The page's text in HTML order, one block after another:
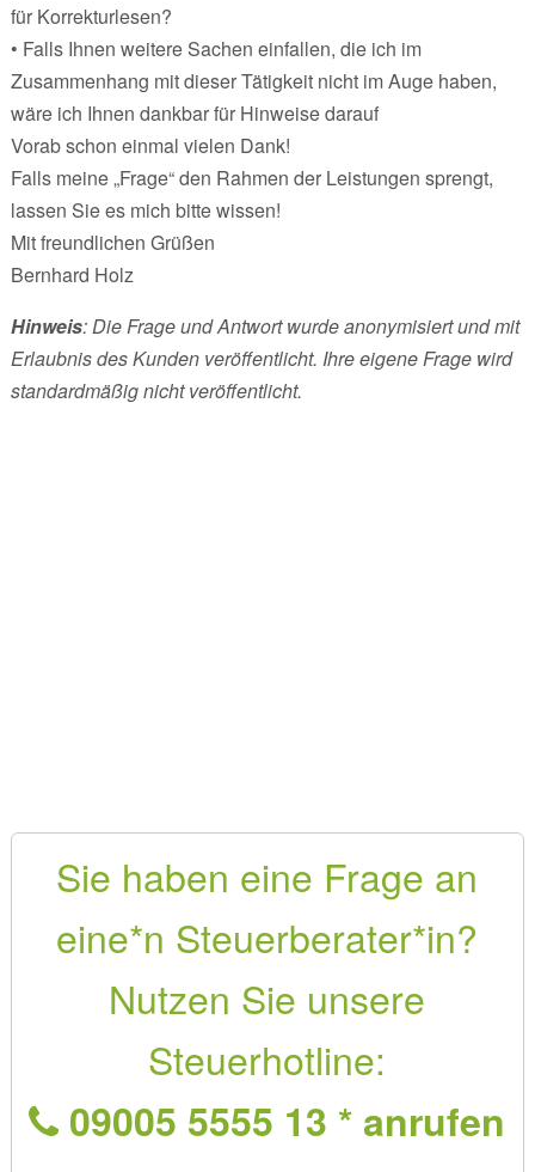
für Korrekturlesen?
• Falls Ihnen weitere Sachen einfallen, die ich im
Zusammenhang mit dieser Tätigkeit nicht im Auge haben,
wäre ich Ihnen dankbar für Hinweise darauf
Vorab schon einmal vielen Dank!
Falls meine „Frage“ den Rahmen der Leistungen sprengt,
lassen Sie es mich bitte wissen!
Mit freundlichen Grüßen
Bernhard Holz
Hinweis: Die Frage und Antwort wurde anonymisiert und mit
Erlaubnis des Kunden veröffentlicht. Ihre eigene Frage wird
standardmäßig nicht veröffentlicht.
Sie haben eine Frage an
eine*n Steuerberater*in?
Nutzen Sie unsere
Steuerhotline:
09005 5555 13 * anrufen